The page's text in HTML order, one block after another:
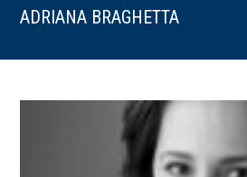
ADRIANA BRAGHETTA